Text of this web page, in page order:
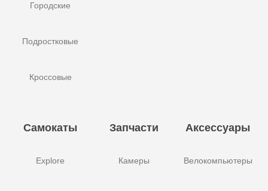
Городские
Подростковые
Кроссовые
Самокаты
Explore
Запчасти
Камеры
Аксессуары
Велокомпьютеры